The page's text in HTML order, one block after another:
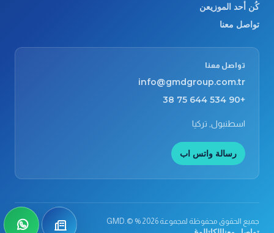
كُن أحد الموزيعن
تواصل معنا
تواصل معنا
info@gmdgroup.com.tr
+90 534 644 75 38
اسطنبول, تركيا
رسالة واتس اب
جميع الحقوق محفوظة لمجموعة GMD.© % 2026 كُن أحد الموزيعن